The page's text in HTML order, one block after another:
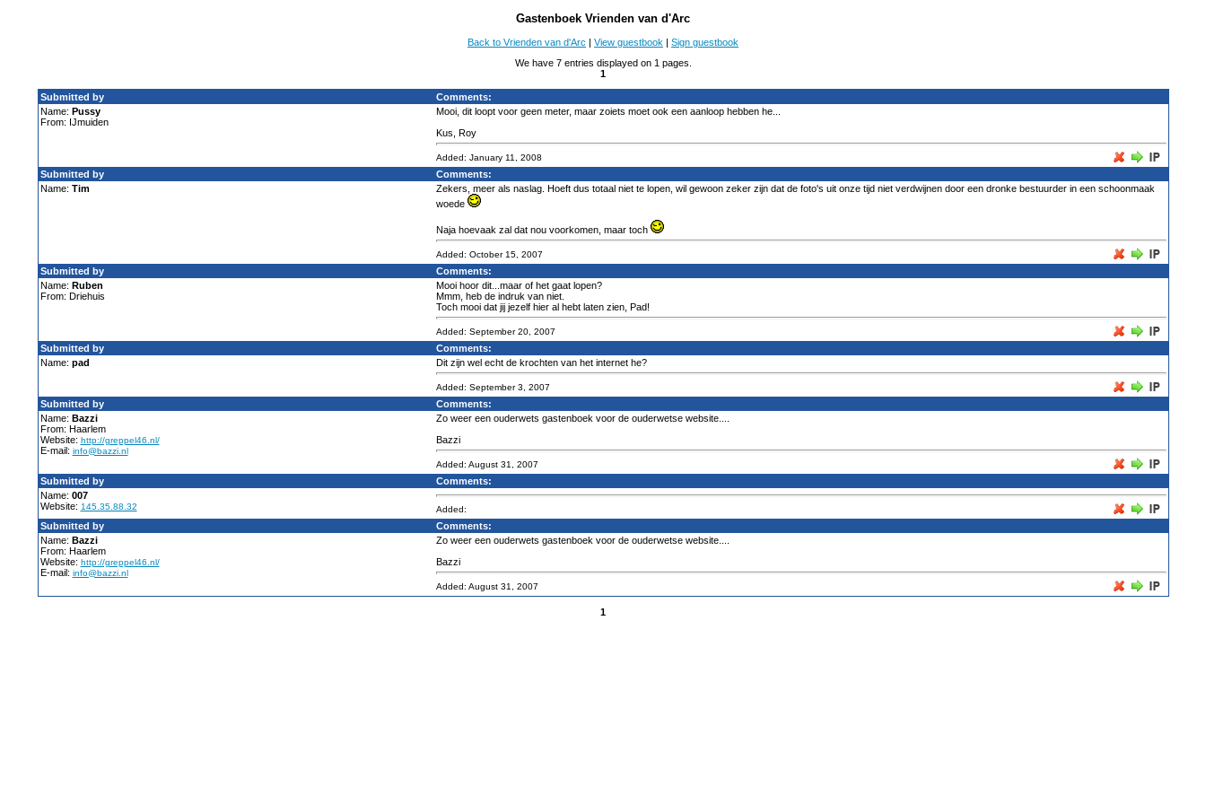
Gastenboek Vrienden van d'Arc
Back to Vrienden van d'Arc | View guestbook | Sign guestbook
We have 7 entries displayed on 1 pages.
1
Submitted by
Comments:
Name: Pussy
From: IJmuiden
Mooi, dit loopt voor geen meter, maar zoiets moet ook een aanloop hebben he...
Kus, Roy
Added: January 11, 2008
Submitted by
Comments:
Name: Tim
Zekers, meer als naslag. Hoeft dus totaal niet te lopen, wil gewoon zeker zijn dat de foto's uit onze tijd niet verdwijnen door een dronke bestuurder in een schoonmaak
woede
Naja hoevaak zal dat nou voorkomen, maar toch
Added: October 15, 2007
Submitted by
Comments:
Name: Ruben
From: Driehuis
Mooi hoor dit...maar of het gaat lopen?
Mmm, heb de indruk van niet.
Toch mooi dat jij jezelf hier al hebt laten zien, Pad!
Added: September 20, 2007
Submitted by
Comments:
Name: pad Dit zijn wel echt de krochten van het internet he?
Added: September 3, 2007
Submitted by
Comments:
Name: Bazzi
From: Haarlem
Website: http://greppel46.nl/
E-mail: info@bazzi.nl
Zo weer een ouderwets gastenboek voor de ouderwetse website....
Bazzi
Added: August 31, 2007
Submitted by
Comments:
Name: 007
Website: 145.35.88.32 Added:
Submitted by
Comments:
Name: Bazzi
From: Haarlem
Website: http://greppel46.nl/
E-mail: info@bazzi.nl
Zo weer een ouderwets gastenboek voor de ouderwetse website....
Bazzi
Added: August 31, 2007
1